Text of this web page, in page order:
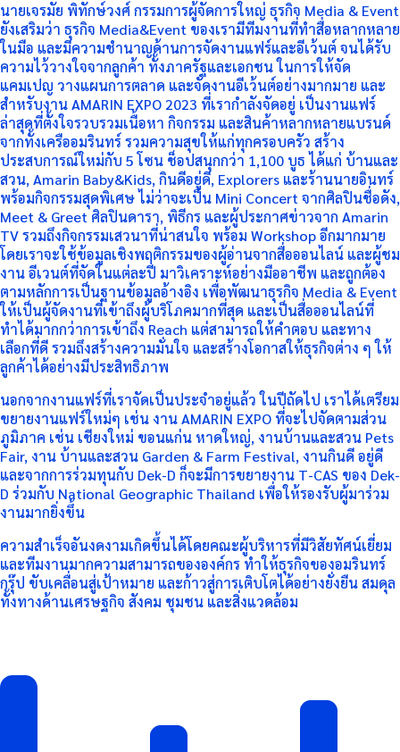
นายเจรมัย พิทักษ์วงศ์ กรรมการผู้จัดการใหญ่ ธุรกิจ Media & Event
ยังเสริมว่า ธุรกิจ Media&Event ของเรามีทีมงานที่ทำสื่อหลากหลาย
ในมือ และมีความชำนาญด้านการจัดงานแฟร์และอีเว้นต์ จนได้รับ
ความไว้วางใจจากลูกค้า ทั้งภาครัฐและเอกชน ในการให้จัด
แคมเปญ วางแผนการตลาด และจัดงานอีเว้นต์อย่างมากมาย และ
สำหรับงาน AMARIN EXPO 2023 ที่เรากำลังจัดอยู่ เป็นงานแฟร์
ล่าสุดที่ตั้งใจรวบรวมเนื้อหา กิจกรรม และสินค้าหลากหลายแบรนด์
จากทั้งเครืออมรินทร์ รวมความสุขให้แก่ทุกครอบครัว สร้าง
ประสบการณ์ใหม่กับ 5 โซน ช็อปสนุกกว่า 1,100 บูธ ได้แก่ บ้านและ
สวน, Amarin Baby&Kids, กินดีอยู่ดี, Explorers และร้านนายอินทร์
พร้อมกิจกรรมสุดพิเศษ ไม่ว่าจะเป็น Mini Concert จากศิลปินชื่อดัง,
Meet & Greet ศิลปินดารา, พิธีกร และผู้ประกาศข่าวจาก Amarin
TV รวมถึงกิจกรรมเสวนาที่น่าสนใจ พร้อม Workshop อีกมากมาย
โดยเราจะใช้ข้อมูลเชิงพฤติกรรมของผู้อ่านจากสื่อออนไลน์ และผู้ชม
งาน อีเวนต์ที่จัดในแต่ละปี มาวิเคราะห์อย่างมืออาชีพ และถูกต้อง
ตามหลักการเป็นฐานข้อมูลอ้างอิง เพื่อพัฒนาธุรกิจ Media & Event
ให้เป็นผู้จัดงานที่เข้าถึงผู้บริโภคมากที่สุด และเป็นสื่อออนไลน์ที่
ทำได้มากกว่าการเข้าถึง Reach แต่สามารถให้คำตอบ และทาง
เลือกที่ดี รวมถึงสร้างความมั่นใจ และสร้างโอกาสให้ธุรกิจต่าง ๆ ให้
ลูกค้าได้อย่างมีประสิทธิภาพ
นอกจากงานแฟร์ที่เราจัดเป็นประจำอยู่แล้ว ในปีถัดไป เราได้เตรียม
ขยายงานแฟร์ใหม่ๆ เช่น งาน AMARIN EXPO ที่จะไปจัดตามส่วน
ภูมิภาค เช่น เชียงใหม่ ขอนแก่น หาดใหญ่, งานบ้านและสวน Pets
Fair, งาน บ้านและสวน Garden & Farm Festival, งานกินดี อยู่ดี
และจากการร่วมทุนกับ Dek-D ก็จะมีการขยายงาน T-CAS ของ Dek-
D ร่วมกับ National Geographic Thailand เพื่อให้รองรับผู้มาร่วม
งานมากยิ่งขึ้น
ความสำเร็จอันงดงามเกิดขึ้นได้โดยคณะผู้บริหารที่มีวิสัยทัศน์เยี่ยม
และทีมงานมากความสามารถขององค์กร ทำให้ธุรกิจของอมรินทร์
กรุ๊ป ขับเคลื่อนสู่เป้าหมาย และก้าวสู่การเติบโตได้อย่างยั่งยืน สมดุล
ทั้งทางด้านเศรษฐกิจ สังคม ชุมชน และสิ่งแวดล้อม